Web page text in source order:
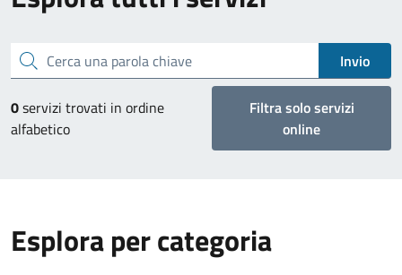
Cerca una parola chiave Invio
0servizi trovati in ordine
alfabetico
Filtra solo servizi
online
Esplora per categoria